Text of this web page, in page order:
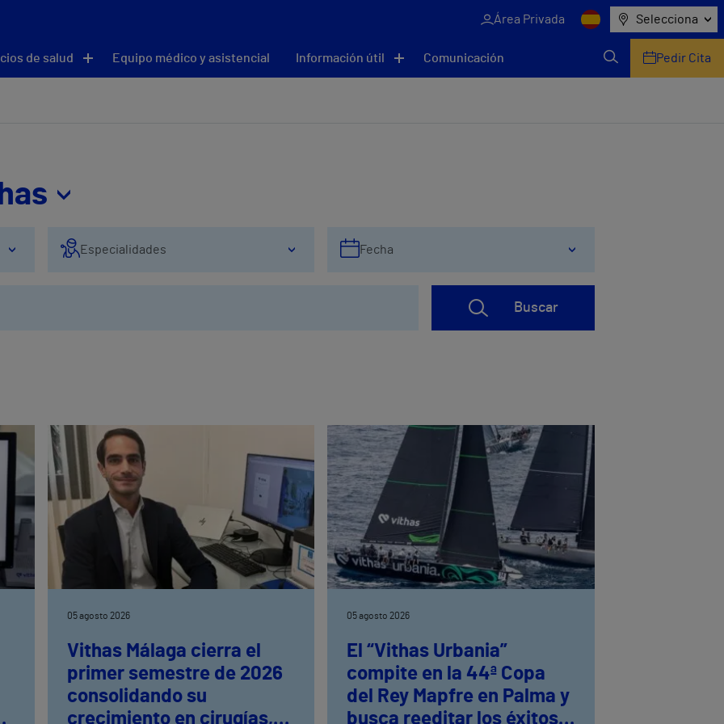
Área Privada Selecciona
de salud Equipo médico y asistencial Información útil Comunicación Pedir Cita
Especialidades Fecha
Buscar
05 agosto 2026
Vithas Málaga cierra el
primer semestre de 2026
consolidando su
crecimiento en cirugías,
05 agosto 2026
El “Vithas Urbania”
compite en la 44ª Copa
del Rey Mapfre en Palma y
busca reeditar los éxitos